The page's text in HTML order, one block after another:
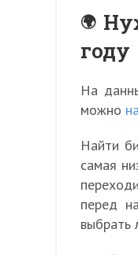
году
На
можно
Найти
самая
перед
выбрать